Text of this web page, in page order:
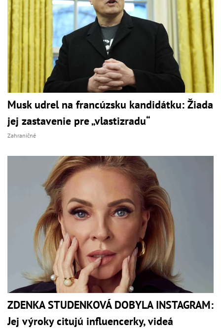
Musk udrel na francúzsku kandidátku: Žiada
jej zastavenie pre „vlastizradu“
Zahraničné
ZDENKA STUDENKOVÁ DOBYLA INSTAGRAM:
Jej výroky citujú influencerky, videá